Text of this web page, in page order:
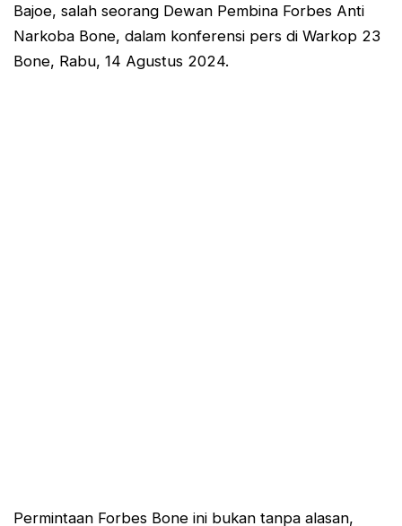
Bajoe, salah seorang Dewan Pembina Forbes Anti
Narkoba Bone, dalam konferensi pers di Warkop 23
Bone, Rabu, 14 Agustus 2024.
Permintaan Forbes Bone ini bukan tanpa alasan,